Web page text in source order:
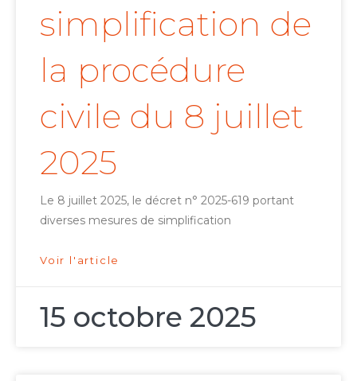
simplification de
la procédure
civile du 8 juillet
2025
Le 8 juillet 2025, le décret n° 2025-619 portant
diverses mesures de simplification
Voir l'article
15 octobre 2025